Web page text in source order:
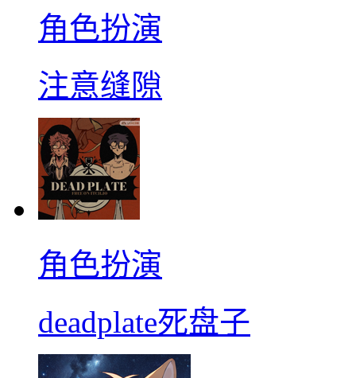
角色扮演
注意缝隙
角色扮演
deadplate死盘子